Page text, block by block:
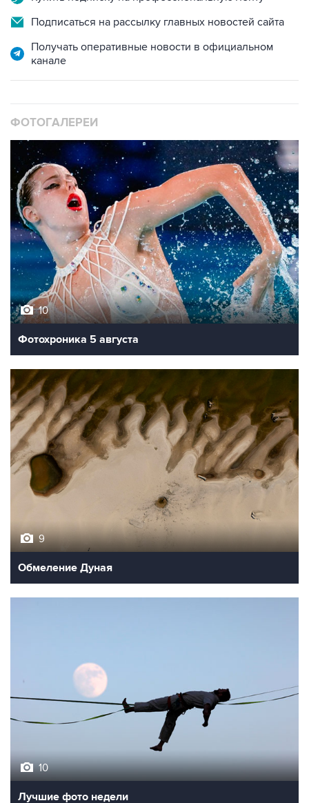
Подписаться на рассылку главных новостей сайта
Получать оперативные новости в официальном
канале
ФОТОГАЛЕРЕИ
10
Фотохроника 5 августа
9
Обмеление Дуная
10
Лучшие фото недели